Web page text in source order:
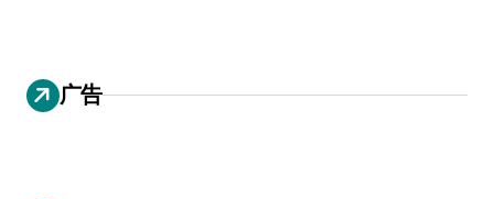
广告